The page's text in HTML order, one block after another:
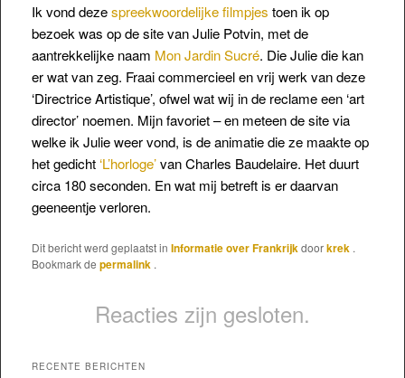
Ik vond dezespreekwoordelijke filmpjes toen ik op
bezoek was op de site van Julie Potvin, met de
aantrekkelijke naam Mon Jardin Sucré. Die Julie die kan
er wat van zeg. Fraai commercieel en vrij werk van deze
‘Directrice Artistique’, ofwel wat wij in de reclame een ‘art
director’ noemen. Mijn favoriet – en meteen de site via
welke ik Julie weer vond, is de animatie die ze maakte op
het gedicht ‘L’horloge’van Charles Baudelaire. Het duurt
circa 180 seconden. En wat mij betreft is er daarvan
geeneentje verloren.
Dit bericht werd geplaatst in Informatie over Frankrijkdoorkrek .
Bookmark de permalink .
Reacties zijn gesloten.
RECENTE BERICHTEN